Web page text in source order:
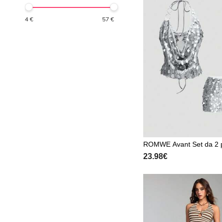
4 € 57 €
ROMWE Avant Set da 2
osto da top corto con
llo a canotta e gonna a
este
23.98€